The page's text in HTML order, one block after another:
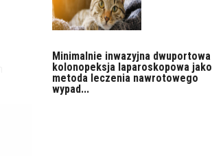
Minimalnie inwazyjna dwuportowa
kolonopeksja laparoskopowa jako
metoda leczenia nawrotowego
wypad...